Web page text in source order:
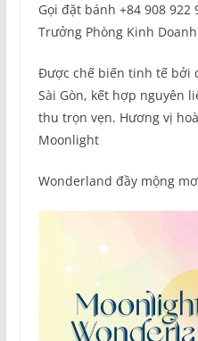
Gọi đặt bánh +84 908 922
Trưởng Phòng Kinh
Được chế biến tinh tế bởi
Sài Gòn, kết hợp nguyên
thu trọn vẹn. Hương vị
Moonlight
Wonderland đầy mộng